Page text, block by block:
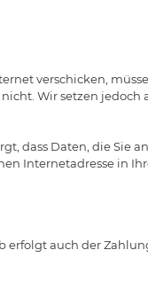
verschicken,
Wir setzen jedoch
dass Daten, die Sie
Internetadresse in
erfolgt auch der